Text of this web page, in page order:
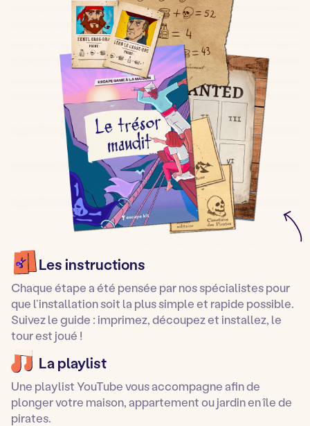
Les instructions
Chaque étape a été pensée par nos spécialistes pour
que l’installation soit la plus simple et rapide possible.
Suivez le guide : imprimez, découpez et installez, le
tour est joué !
La playlist
Une playlist YouTube vous accompagne afin de
plonger votre maison, appartement ou jardin en île de
pirates.